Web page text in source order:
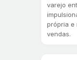
varejo
própria e
vendas.